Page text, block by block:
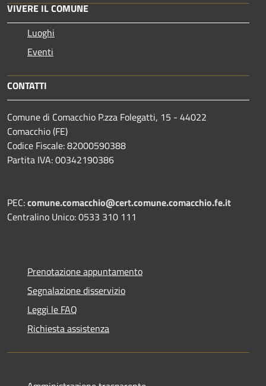
VIVERE IL COMUNE
Luoghi
Eventi
CONTATTI
Comune di Comacchio P.zza Folegatti, 15 - 44022
Comacchio (FE)
Codice Fiscale: 82000590388
Partita IVA: 00342190386
PEC:comune.comacchio@cert.comune.comacchio.fe.it
Centralino Unico: 0533 310 111
Prenotazione appuntamento
Segnalazione disservizio
Leggi le FAQ
Richiesta assistenza